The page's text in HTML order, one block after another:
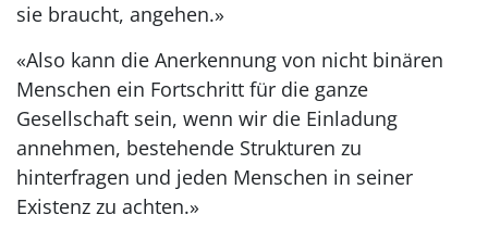
sie braucht, angehen.»
«Also kann die Anerkennung von nicht binären
Menschen ein Fortschritt für die ganze
Gesellschaft sein, wenn wir die Einladung
annehmen, bestehende Strukturen zu
hinterfragen und jeden Menschen in seiner
Existenz zu achten.»